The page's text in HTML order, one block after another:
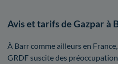
Avis et tarifs de Gazpar à
À Barr comme ailleurs en
GRDF suscite des